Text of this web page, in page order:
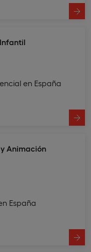
en España
Animación
España